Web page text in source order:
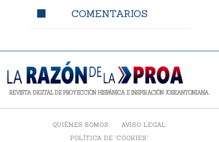
COMENTARIOS
REVISTA DIGITAL DE PROYECCIÓN HISPÁNICA E INSPIRACIÓN JOSEANTONIANA.
QUIÉNES SOMOS
AVISO LEGAL
POLÍTICA DE 'COOKIES'